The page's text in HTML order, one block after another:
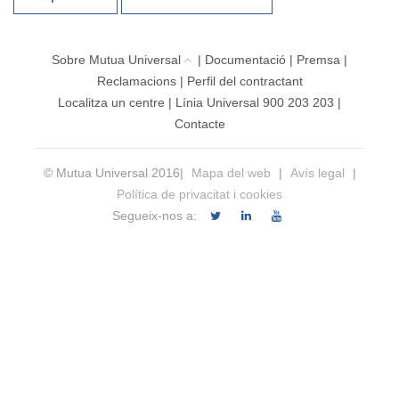
Sobre Mutua Universal | Documentació | Premsa |
Reclamacions| Perfil del contractant
Localitza un centre | Línia Universal 900 203 203 |
Contacte
© Mutua Universal 2016| Mapa del web | Avís legal
|
Política de privacitat i cookies
Segueix-nos a: